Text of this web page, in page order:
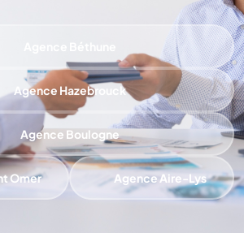
Agence Hazebrouck
Agence Boulogne
Omer Agence Aire-Lys